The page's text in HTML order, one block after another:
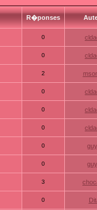
R�ponses
0
0
2
0
0
0
0
0
3
0